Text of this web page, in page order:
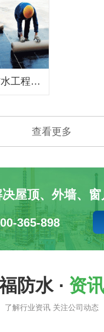
合肥防水|合肥防水工程公司|合肥小韩防水
查看更多
屋顶、外墙、
365-898
防水 · 资
了解行业资讯 关注公司动态